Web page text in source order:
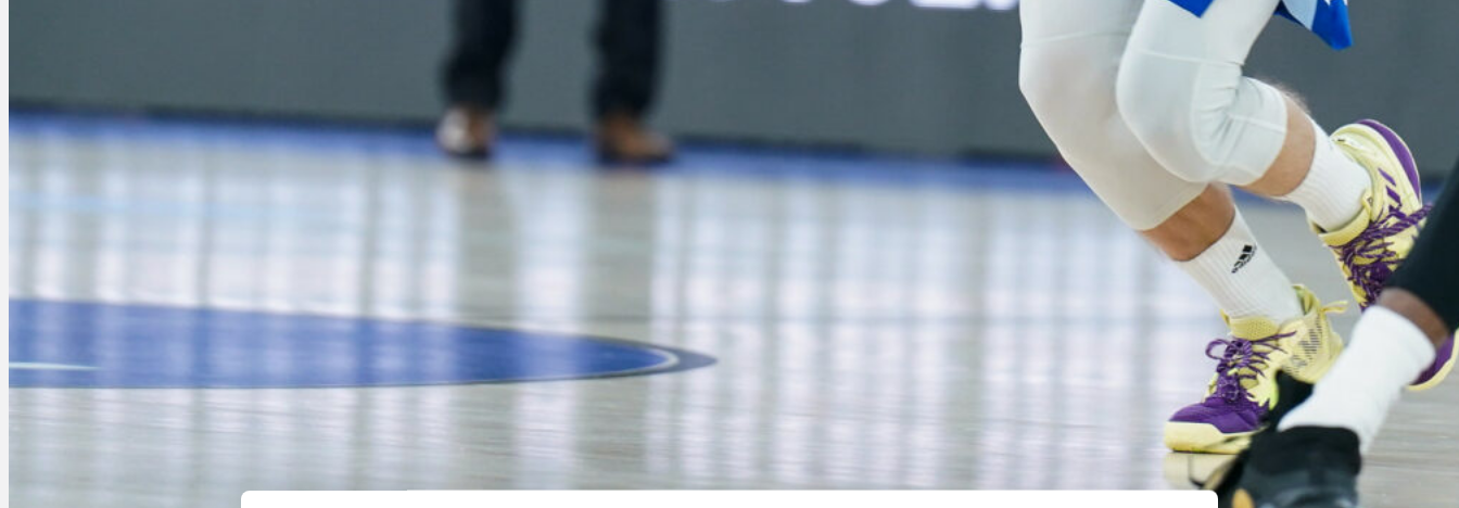
Suomen 16-
vuotiaat
suuntaavat B-
divisioonan
EM-kisoihin –
avausottelu
torstaina
Bulgariaa
vastaan